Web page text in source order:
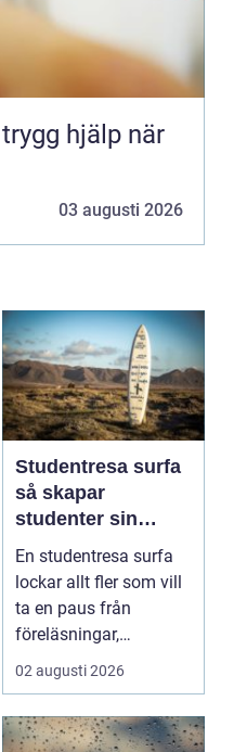
03 augusti 2026
Studentresa surfa
så skapar
studenter sin
ultimata paus från
plugget
En studentresa surfa
lockar allt fler som vill
ta en paus från
föreläsningar,
tentaplugg och sena
02 augusti 2026